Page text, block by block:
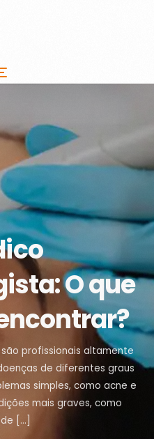
O que
profissionais altamente
de diferentes graus
simples, como acne e
mais graves, como
[…]